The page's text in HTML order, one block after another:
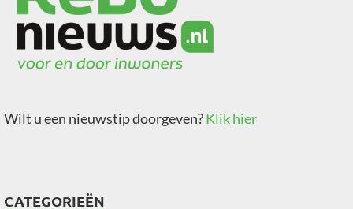
Wilt u een nieuwstip doorgeven?Klik hier
CATEGORIEËN